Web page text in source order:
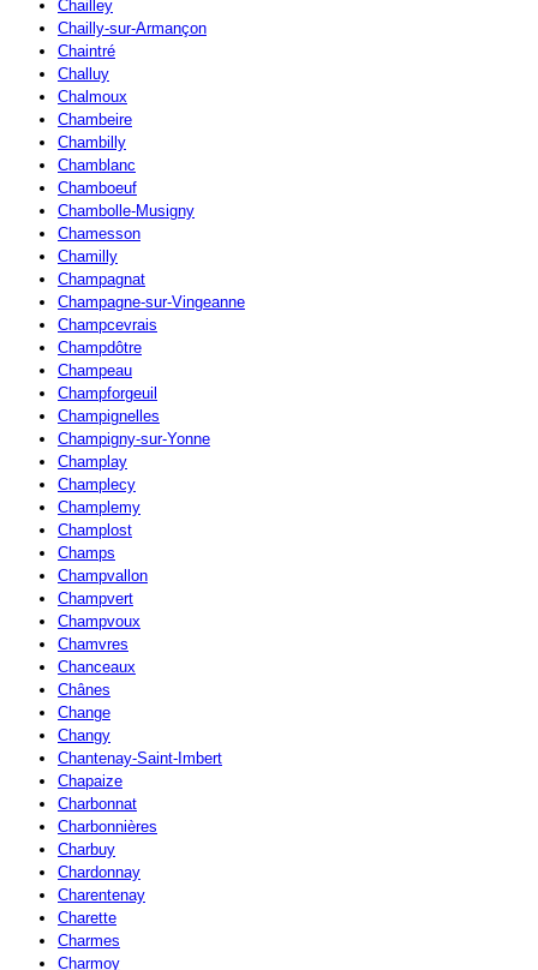
Chailley
Chailly-sur-Armançon
Chaintré
Challuy
Chalmoux
Chambeire
Chambilly
Chamblanc
Chamboeuf
Chambolle-Musigny
Chamesson
Chamilly
Champagnat
Champagne-sur-Vingeanne
Champcevrais
Champdôtre
Champeau
Champforgeuil
Champignelles
Champigny-sur-Yonne
Champlay
Champlecy
Champlemy
Champlost
Champs
Champvallon
Champvert
Champvoux
Chamvres
Chanceaux
Chânes
Change
Changy
Chantenay-Saint-Imbert
Chapaize
Charbonnat
Charbonnières
Charbuy
Chardonnay
Charentenay
Charette
Charmes
Charmoy